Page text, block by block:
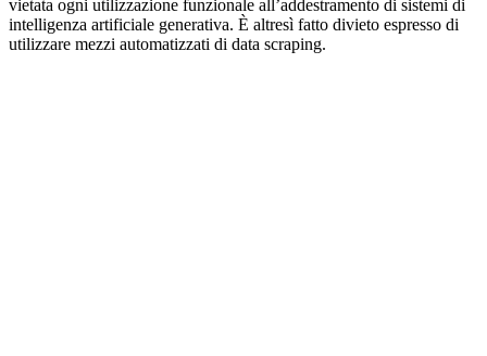
vietata ogni utilizzazione funzionale all’addestramento di sistemi di
intelligenza artificiale generativa. È altresì fatto divieto espresso di
utilizzare mezzi automatizzati di data scraping.